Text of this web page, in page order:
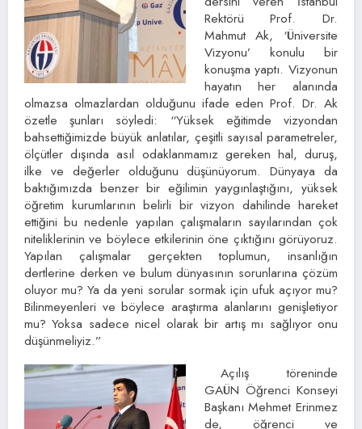
Rektörü Prof. Dr.
Mahmut Ak, ‘Üniversite
Vizyonu’ konulu bir
konuşma yaptı. Vizyonun
hayatın her alanında
olmazsa olmazlardan olduğunu ifade eden Prof. Dr. Ak
özetle şunları söyledi: “Yüksek eğitimde vizyondan
bahsettiğimizde büyük anlatılar, çeşitli sayısal parametreler,
ölçütler dışında asıl odaklanmamız gereken hal, duruş,
ilke ve değerler olduğunu düşünüyorum. Dünyaya da
baktığımızda benzer bir eğilimin yaygınlaştığını, yüksek
öğretim kurumlarının belirli bir vizyon dahilinde hareket
ettiğini bu nedenle yapılan çalışmaların sayılarından çok
niteliklerinin ve böylece etkilerinin öne çıktığını görüyoruz.
Yapılan çalışmalar gerçekten toplumun, insanlığın
dertlerine derken ve bulum dünyasının sorunlarına çözüm
oluyor mu? Ya da yeni sorular sormak için ufuk açıyor mu?
Bilinmeyenleri ve böylece araştırma alanlarını genişletiyor
mu? Yoksa sadece nicel olarak bir artış mı sağlıyor onu
düşünmeliyiz.”
Açılış töreninde
GAÜN Öğrenci Konseyi
Başkanı Mehmet Erinmez
de, öğrenci ve